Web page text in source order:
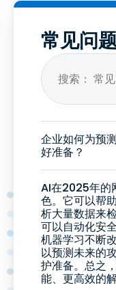
常见问
企业如何为预
好准备？
AI在2025年的
色。它可以帮
析大量数据来
可以自动化安
机器学习不断
以预测未来的
护准备。总之
能、更高效的